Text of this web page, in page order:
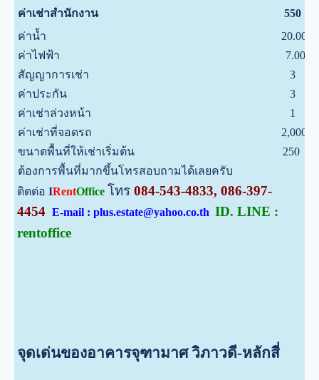
ค่าเช่าสำนักงาน 550
ค่าน้ำ 20.00
ค่าไฟฟ้า
7.00
สัญญาการเช่า
3
ค่าประกัน
3
ค่าเช่าล่วงหน้า
1
ค่าเช่าที่จอดรถ
2,000
ขนาดพื้นที่ให้เช่าเริ่มต้น
250
ต้องการพื้นที่มากขึ้นโทรสอบถามได้เลยครับ
ติตต่อ IRentOffice โทร 084-543-4833, 086-397-
4454 E-mail : plus.estate@yahoo.co.th ID. LINE :
rentoffice
จุดเด่นของอาคารจุฑามาศ วิภาวดี-หลักสี่